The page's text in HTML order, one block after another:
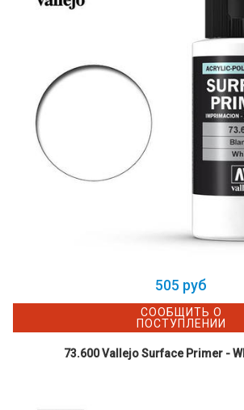
505 руб
СООБЩИТЬ О
ПОСТУПЛЕНИИ
73.600 Vallejo Surface Primer -